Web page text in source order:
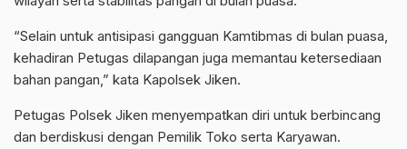
“Selain untuk antisipasi gangguan Kamtibmas di bulan puasa,
kehadiran Petugas dilapangan juga memantau ketersediaan
bahan pangan,” kata Kapolsek Jiken.
Petugas Polsek Jiken menyempatkan diri untuk berbincang
dan berdiskusi dengan Pemilik Toko serta Karyawan.